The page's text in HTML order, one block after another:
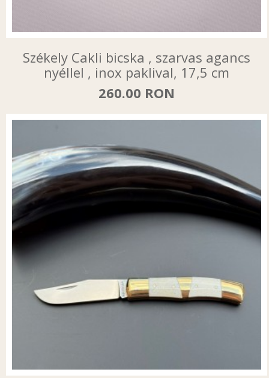
Székely Cakli bicska , szarvas agancs
nyéllel , inox paklival, 17,5 cm
260.00 RON